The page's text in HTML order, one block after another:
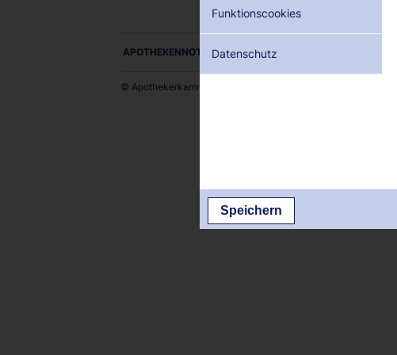
APOTHEKENNOTDIENSTE ALS PDF DOWNLOADEN:
© Apothekerkammer des Saarlandes
Funktionscookies
Datenschutz
Speichern